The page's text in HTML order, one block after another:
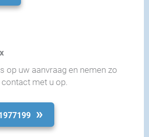
op uw aanvraag en nemen zo
met u op.